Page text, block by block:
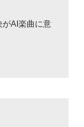
AI楽曲に意